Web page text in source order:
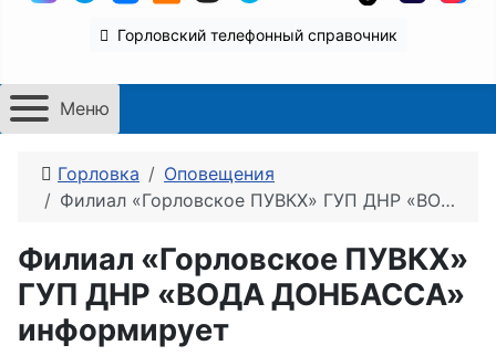
Горловский телефонный справочник
Меню
Горловка
Оповещения
Филиал «Горловское ПУВКХ» ГУП ДНР «ВОДА ДОНБАССА» информирует
Филиал «Горловское ПУВКХ»
ГУП ДНР «ВОДА ДОНБАССА»
информирует